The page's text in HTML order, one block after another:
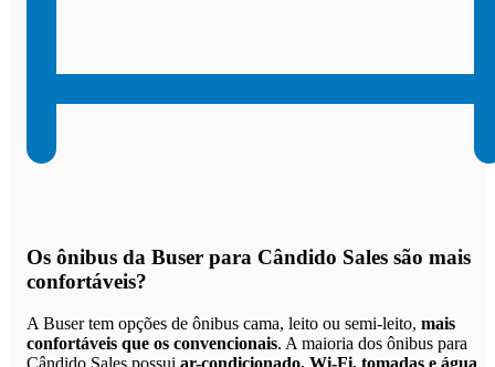
Os ônibus da Buser para Cândido Sales são mais
confortáveis?
A Buser tem opções de ônibus cama, leito ou semi-leito, mais
confortáveis que os convencionais. A maioria dos ônibus para